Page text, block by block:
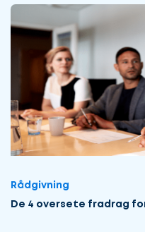
Rådgivning
De 4 oversete fradrag